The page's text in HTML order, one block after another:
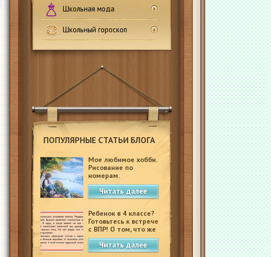
Школьная мода
Школьный гороскоп
ПОПУЛЯРНЫЕ СТАТЬИ БЛОГА
Мое любимое хобби.
Рисование по
номерам.
Читать далее
Ребенок в 4 классе?
Готовьтесь к встрече
с ВПР! О том, что же
это такое.
Читать далее